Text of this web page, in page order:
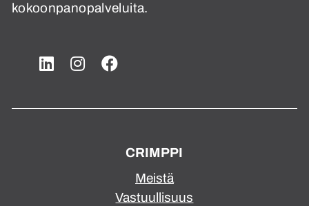
kokoonpanopalveluita.
CRIMPPI
Meistä
Vastuullisuus